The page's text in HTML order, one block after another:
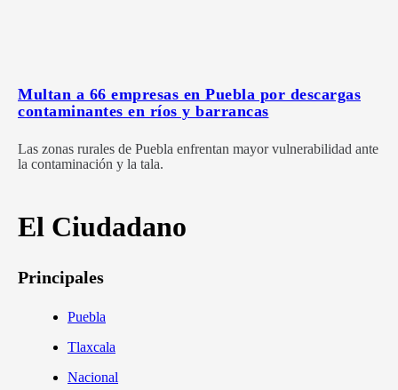
Multan a 66 empresas en Puebla por descargas
contaminantes en ríos y barrancas
Las zonas rurales de Puebla enfrentan mayor vulnerabilidad ante
la contaminación y la tala.
El Ciudadano
Principales
Puebla
Tlaxcala
Nacional